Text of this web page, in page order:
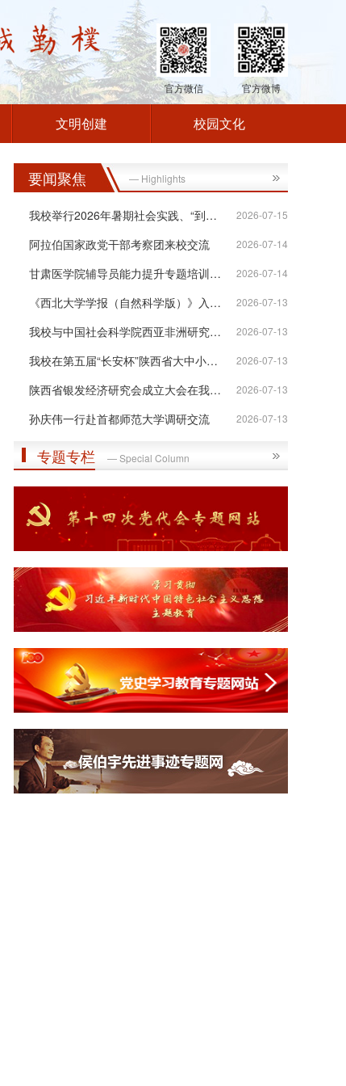
官方微信 官方微博
文明创建 校园文化
要闻聚焦 — Highlights
2026-07-15
我校举行2026年暑期社会实践、“到延安...
2026-07-14
阿拉伯国家政党干部考察团来校交流
2026-07-14
甘肃医学院辅导员能力提升专题培训班在...
2026-07-13
《西北大学学报（自然科学版）》入选“...
2026-07-13
我校与中国社会科学院西亚非洲研究所签...
2026-07-13
我校在第五届“长安杯”陕西省大中小学...
2026-07-13
陕西省银发经济研究会成立大会在我校举行
2026-07-13
孙庆伟一行赴首都师范大学调研交流
专题专栏 — Special Column